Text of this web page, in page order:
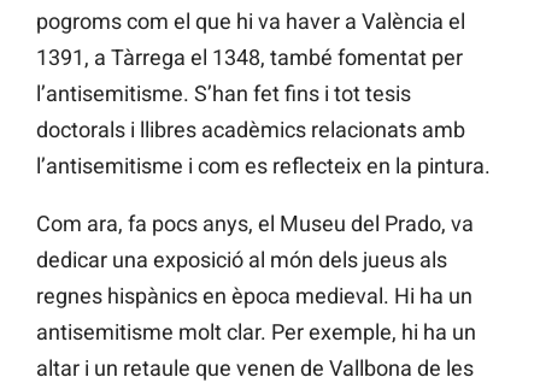
pogroms com el que hi va haver a València el
1391, a Tàrrega el 1348, també fomentat per
l’antisemitisme. S’han fet fins i tot tesis
doctorals i llibres acadèmics relacionats amb
l’antisemitisme i com es reflecteix en la pintura.
Com ara, fa pocs anys, el Museu del Prado, va
dedicar una exposició al món dels jueus als
regnes hispànics en època medieval. Hi ha un
antisemitisme molt clar. Per exemple, hi ha un
altar i un retaule que venen de Vallbona de les